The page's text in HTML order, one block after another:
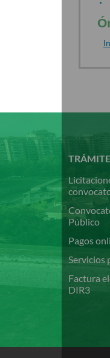
contenido
principal
Público
Pagos
Servicios
Factura
DIR3